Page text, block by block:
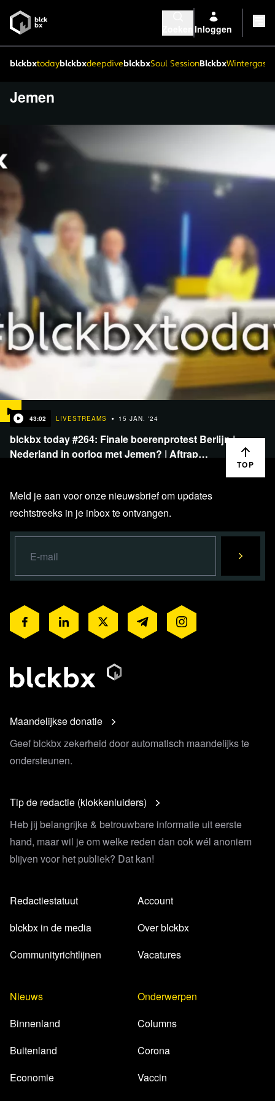
Inloggen
blckbxtodayblckbxdeepdiveblckbxSoul SessionBlckbx
Jemen
43:02 LIVESTREAMS 15 JAN. '24
blckbx today #264: Finale boerenprotest Berlijn |
Nederland in oorlog met Jemen? | Aftrap…
TOP
Meld je aan voor onze nieuwsbrief om updates
rechtstreeks in je inbox te ontvangen.
Maandelijkse donatie
Geef blckbx zekerheid door automatisch maandelijks te
ondersteunen.
Tip de redactie (klokkenluiders)
Heb jij belangrijke & betrouwbare informatie uit eerste
hand, maar wil je om welke reden dan ook wél anoniem
blijven voor het publiek? Dat kan!
Redactiestatuut
blckbx in de media
Communityrichtlijnen
Account
Over blckbx
Vacatures
Nieuws
Binnenland
Buitenland
Economie
Onderwerpen
Columns
Corona
Vaccin